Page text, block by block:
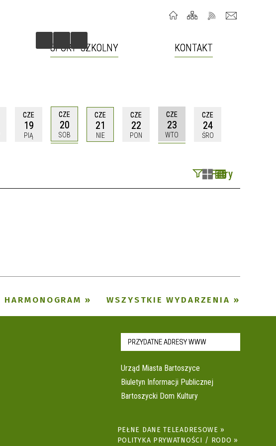
SPORT SZKOLNY KONTAKT
CZE
19
PIĄ
CZE
20
SOB
CZE
21
NIE
CZE
22
PON
CZE
23
WTO
CZE
24
ŚRO
Filtry
Miejsce
Organizator
WSZYSTKIE WYDARZENIA
HARMONOGRAM
PRZYDATNE ADRESY WWW
Urząd Miasta Bartoszyce
Biuletyn Informacji Publicznej
Bartoszycki Dom Kultury
PEŁNE DANE TELEADRESOWE »
POLITYKA PRYWATNOŚCI / RODO »